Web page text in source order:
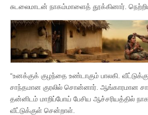
சுடலைமாடன் நாகம்மாளைத் தூக்கினார்.
“உனக்குக் குழந்தை உண்டாகும் பாலகி.
சாந்தமான குரலில் சொன்னார். ஆங்காரமான
தன்னிடம் மாறிப்போய் பேசிய ஆச்சரியத்தில்
வீட்டுக்குள் சென்றாள்.